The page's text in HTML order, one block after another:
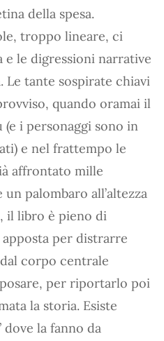
della spesa.
troppo lineare, ci
e le digressioni narrative
Le tante sospirate chiavi
quando oramai il
i personaggi sono in
e nel frattempo le
affrontato mille
palombaro all’altezza
il libro è pieno di
per distrarre
corpo centrale
per riportarlo poi
la storia. Esiste
dove la fanno da